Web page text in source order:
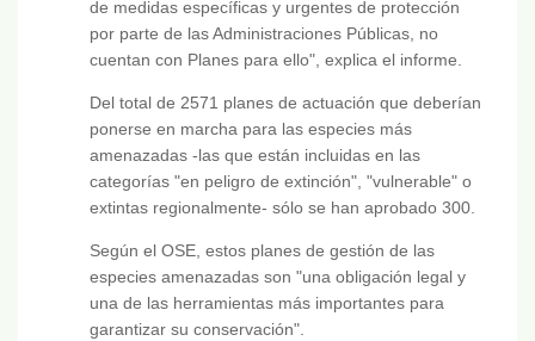
de medidas específicas y urgentes de protección
por parte de las Administraciones Públicas, no
cuentan con Planes para ello", explica el informe.
Del total de 2571 planes de actuación que deberían
ponerse en marcha para las especies más
amenazadas -las que están incluidas en las
categorías "en peligro de extinción", "vulnerable" o
extintas regionalmente- sólo se han aprobado 300.
Según el OSE, estos planes de gestión de las
especies amenazadas son "una obligación legal y
una de las herramientas más importantes para
garantizar su conservación".